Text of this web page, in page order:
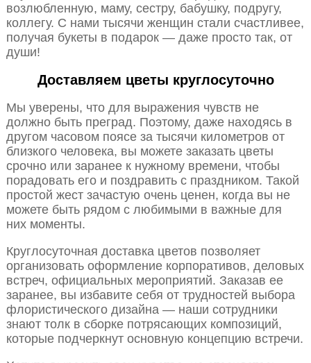
возлюбленную, маму, сестру, бабушку, подругу,
коллегу. С нами тысячи женщин стали счастливее,
получая букеты в подарок — даже просто так, от
души!
Доставляем цветы круглосуточно
Мы уверены, что для выражения чувств не
должно быть преград. Поэтому, даже находясь в
другом часовом поясе за тысячи километров от
близкого человека, вы можете заказать цветы
срочно или заранее к нужному времени, чтобы
порадовать его и поздравить с праздником. Такой
простой жест зачастую очень ценен, когда вы не
можете быть рядом с любимыми в важные для
них моменты.
Круглосуточная доставка цветов позволяет
организовать оформление корпоративов, деловых
встреч, официальных мероприятий. Заказав ее
заранее, вы избавите себя от трудностей выбора
флористического дизайна — наши сотрудники
знают толк в сборке потрясающих композиций,
которые подчеркнут основную концепцию встречи.